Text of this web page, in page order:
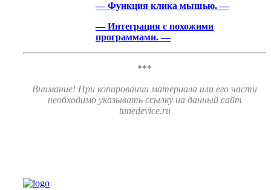
— Функция клика мышью. —
— Интеграция с похожими
программами. —
***
Внимание! При копировании материала или его части
необходимо указывать ссылку на данный сайт
tunedevice.ru